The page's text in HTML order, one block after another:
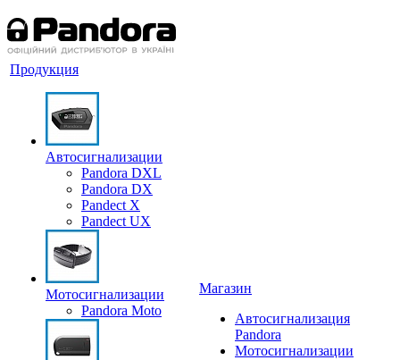
Продукция
Автосигнализации
Pandora DXL
Pandora DX
Pandect X
Pandect UX
Мотосигнализации
Pandora Moto
Магазин
Автосигнализация
Pandora
Мотосигнализации